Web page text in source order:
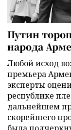
Путин
народа
Любой исход
премьера
эксперты
республике
дальнейшем
скорейшего